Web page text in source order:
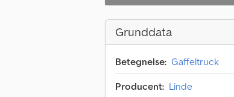
Grunddata
Betegnelse: Gaffeltruck
Producent: Linde